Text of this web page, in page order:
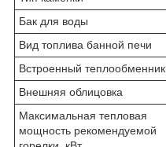
Бак для воды
Вид топлива банной печи
Встроенный теплообменник
Внешняя облицовка
Максимальная тепловая
мощность рекомендуемой